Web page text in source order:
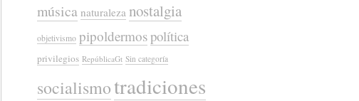
música naturaleza nostalgia
objetivismo pipoldermospolítica
privilegios RepúblicaGt Sin categoría
socialismotradiciones